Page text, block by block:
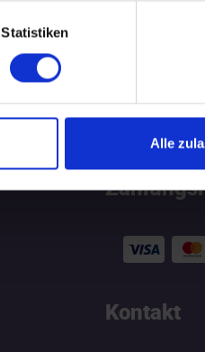
Statistiken
Alle
Kontakt